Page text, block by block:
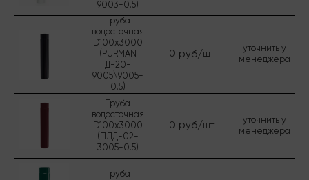
9003-0.5)
Труба
водосточная
D100х3000
(PURMAN
Д-20-
9005\9005-
0.5)
0 руб/шт
уточнить у
менеджера
Труба
водосточная
D100х3000
(ПЛД-02-
3005-0.5)
0 руб/шт
уточнить у
менеджера
Труба